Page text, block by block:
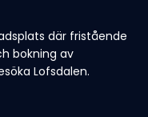
där fristående
bokning av
Lofsdalen.